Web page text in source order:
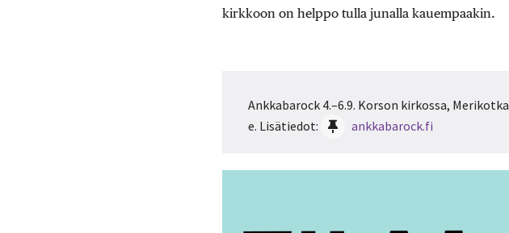
kirkkoon on helppo tulla junalla kauempaakin.
Ankkabarock 4.–6.9. Korson kirkossa,
e. Lisätiedot:
ankkabarock.fi